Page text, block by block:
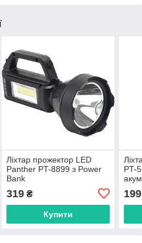
Ліхтар прожектор LED
Panther PT-8899 з Power
Bank
319₴
Купити
PT-
199